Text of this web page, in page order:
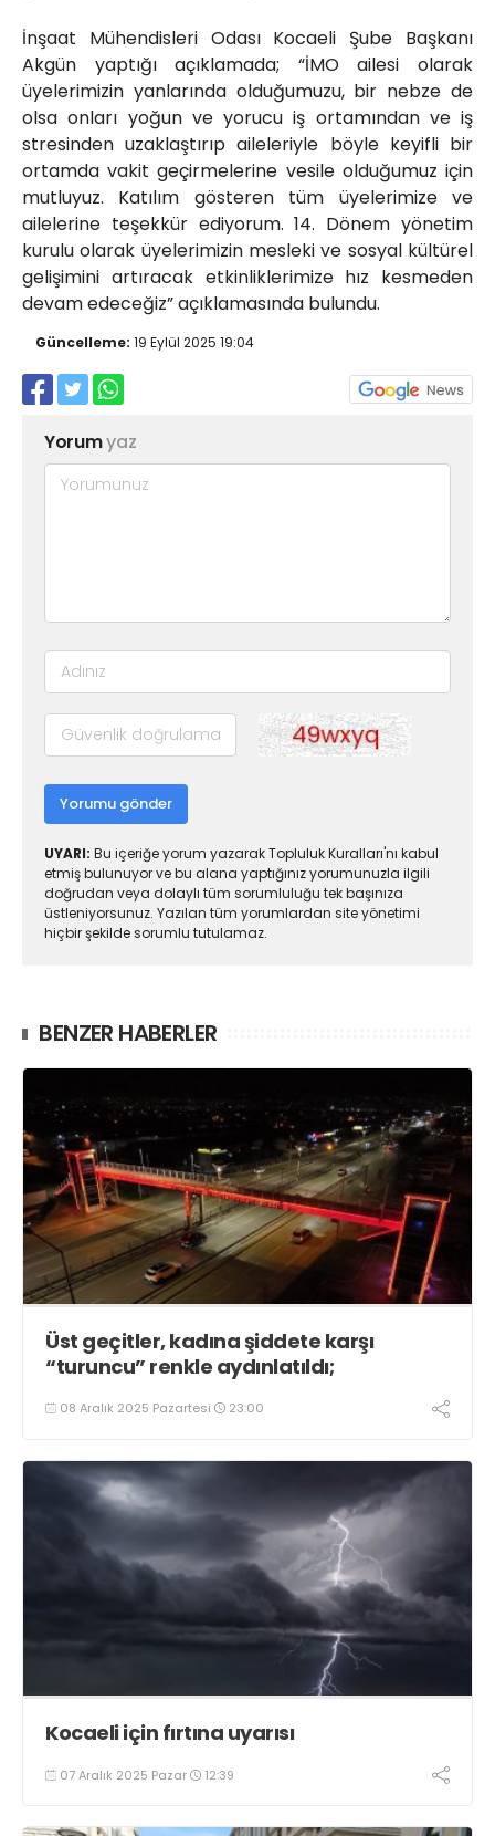
İnşaat Mühendisleri Odası Kocaeli Şube Başkanı
Akgün yaptığı açıklamada; “İMO ailesi olarak
üyelerimizin yanlarında olduğumuzu, bir nebze de
olsa onları yoğun ve yorucu iş ortamından ve iş
stresinden uzaklaştırıp aileleriyle böyle keyifli bir
ortamda vakit geçirmelerine vesile olduğumuz için
mutluyuz. Katılım gösteren tüm üyelerimize ve
ailelerine teşekkür ediyorum. 14. Dönem yönetim
kurulu olarak üyelerimizin mesleki ve sosyal kültürel
gelişimini artıracak etkinliklerimize hız kesmeden
devam edeceğiz” açıklamasında bulundu.
Güncelleme: 19 Eylül 2025 19:04
Yorumyaz
Yorumu gönder
UYARI: Bu içeriğe yorum yazarak Topluluk Kuralları'nı kabul
etmiş bulunuyor ve bu alana yaptığınız yorumunuzla ilgili
doğrudan veya dolaylı tüm sorumluluğu tek başınıza
üstleniyorsunuz. Yazılan tüm yorumlardan site yönetimi
hiçbir şekilde sorumlu tutulamaz.
BENZER HABERLER
Üst geçitler, kadına şiddete karşı
“turuncu” renkle aydınlatıldı;
08 Aralık 2025 Pazartesi 23:00
Kocaeli için fırtına uyarısı
07 Aralık 2025 Pazar 12:39